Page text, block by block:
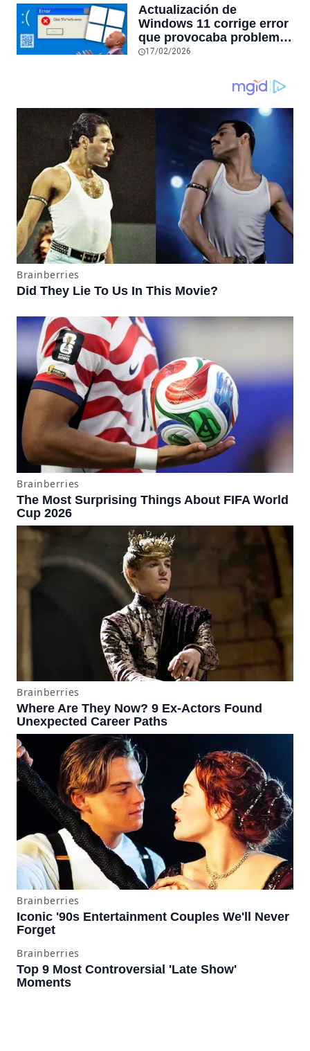
la falta de confiabilidad
sube un 112%
Actualización de
Windows 11 corrige error
que provocaba problemas
al jugar en PC: los
producían desde 2023
17/02/2026